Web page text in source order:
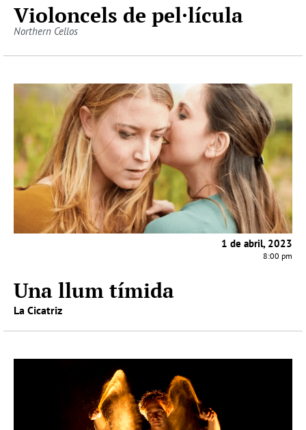
Violoncels de pel·lícula
Northern Cellos
1 de abril, 2023
8:00 pm
Una llum tímida
La Cicatriz